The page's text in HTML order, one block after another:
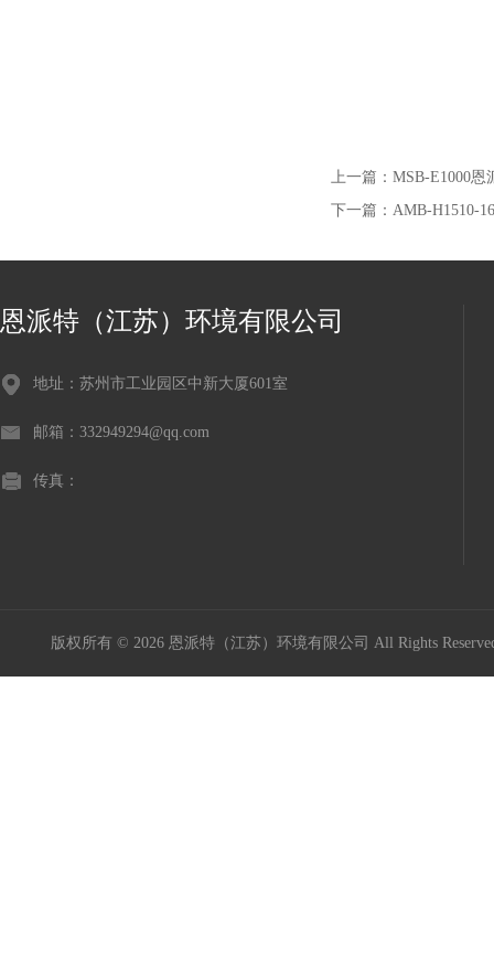
上一篇： MSB-E1000
下一篇： AMB-H1510-
恩派特（江苏）环境有限公司
地址：苏州市工业园区中新大厦601室
邮箱：332949294@qq.com
传真：
版权所有 © 2026 恩派特（江苏）环境有限公司 All Rights